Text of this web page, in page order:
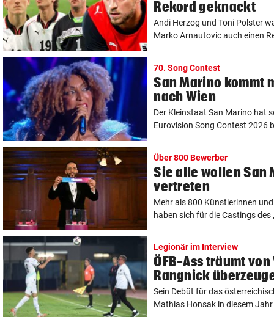
Rekord geknackt
Andi Herzog und Toni Polster
Marko Arnautovic auch einen
70. Song Contest
San Marino kommt
nach Wien
Der Kleinstaat San Marino hat
Eurovision Song Contest 2026
Über 800 Bewerber
Sie alle wollen San
vertreten
Mehr als 800 Künstlerinnen
haben sich für die Castings des
Legionär im Interview
ÖFB-Ass träumt von
Rangnick
Sein Debüt für das
Mathias Honsak in diesem Jahr